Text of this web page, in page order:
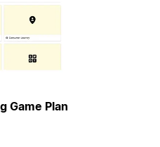
Game Plan